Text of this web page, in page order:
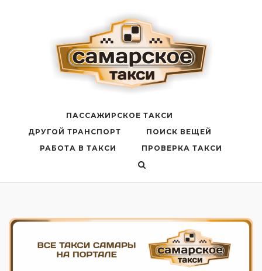
ПАССАЖИРСКОЕ ТАКСИ
ДРУГОЙ ТРАНСПОРТ
ПОИСК ВЕЩЕЙ
РАБОТА В ТАКСИ
ПРОВЕРКА ТАКСИ